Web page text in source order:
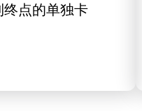
点的单独卡